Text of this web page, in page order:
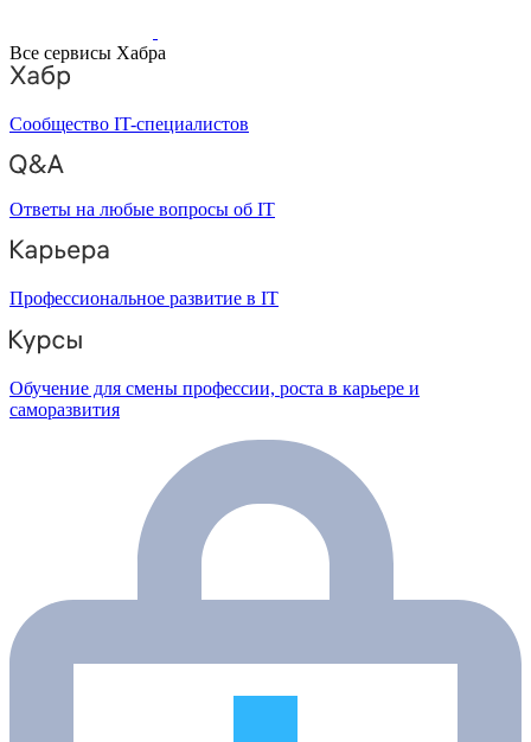
Все сервисы Хабра
Сообщество IT-специалистов
Ответы на любые вопросы об IT
Профессиональное развитие в IT
Обучение для смены профессии, роста в карьере и
саморазвития